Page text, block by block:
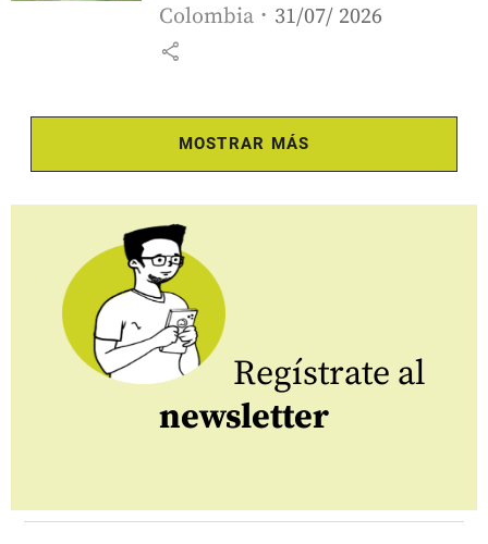
Colombia 31/07/ 2026
share
MOSTRAR MÁS
Regístrate al
newsletter